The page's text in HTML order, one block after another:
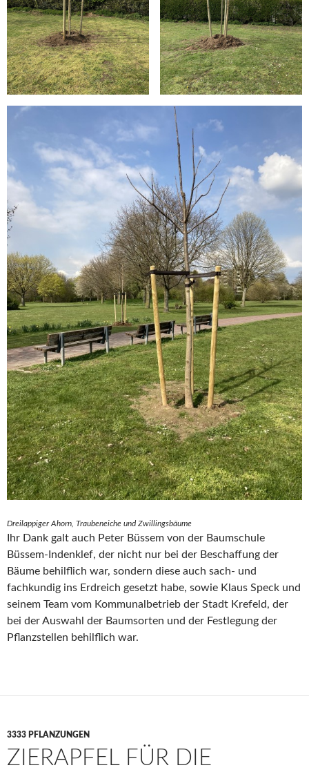
Dreilappiger Ahorn, Traubeneiche und Zwillingsbäume
Ihr Dank galt auch Peter Büssem von der Baumschule
Büssem-Indenklef, der nicht nur bei der Beschaffung der
Bäume behilflich war, sondern diese auch sach- und
fachkundig ins Erdreich gesetzt habe, sowie Klaus Speck und
seinem Team vom Kommunalbetrieb der Stadt Krefeld, der
bei der Auswahl der Baumsorten und der Festlegung der
Pflanzstellen behilflich war.
3333 PFLANZUNGEN
ZIERAPFEL FÜR DIE